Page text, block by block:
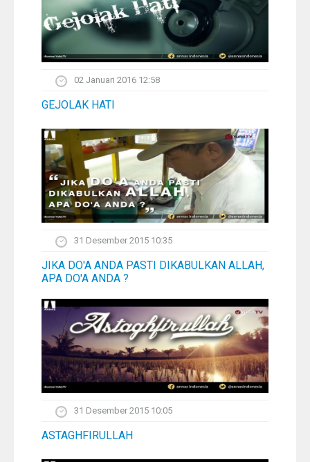
02 Januari 2016 12:58
GEJOLAK HATI
31 Desember 2015 10:35
JIKA DO'A ANDA PASTI DIKABULKAN ALLAH,
APA DO'A ANDA ?
31 Desember 2015 10:05
ASTAGHFIRULLAH